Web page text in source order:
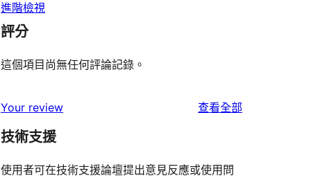
進階檢視
評分
這個項目尚無任何評論記錄。
Your review 查看全部
技術支援
使用者可在技術支援論壇提出意見反應或使用問